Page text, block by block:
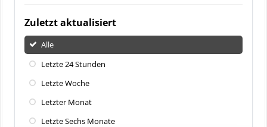
Zuletzt aktualisiert
Alle
Letzte 24 Stunden
Letzte Woche
Letzter Monat
Letzte Sechs Monate